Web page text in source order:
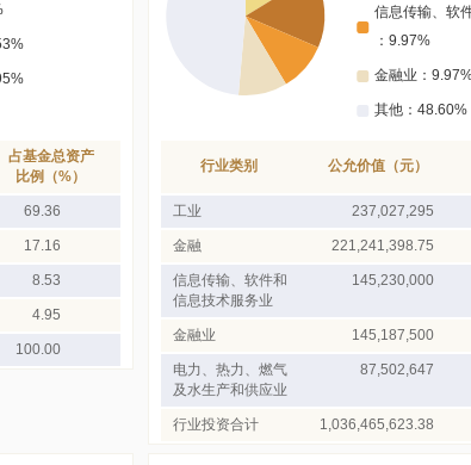
占基金总资产
比例（%）
69.36
17.16
8.53
4.95
100.00
行业类别 公允价值（元）
工业 237,027,295
金融 221,241,398.75
信息传输、软件和
信息技术服务业
145,230,000
金融业 145,187,500
电力、热力、燃气
及水生产和供应业
87,502,647
行业投资合计 1,036,465,623.38